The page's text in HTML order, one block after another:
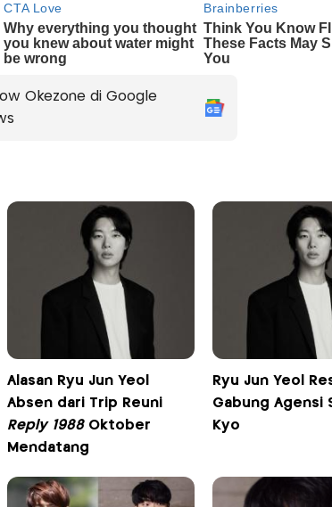
Okezone di Google
Alasan Ryu Jun Yeol
Absen dari Trip Reuni
Reply 1988Oktober
Mendatang
Ryu Jun Yeol
Gabung Agensi
Kyo